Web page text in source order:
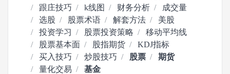
跟庄技巧
k线图 财务分析
成交量
选股
股票术语 解套方法
美股
投资学习
股票投资策略
移动平均线
股票基本面
股指期货
KDJ指标
买入技巧
炒股技巧 股票
期货
量化交易
基金